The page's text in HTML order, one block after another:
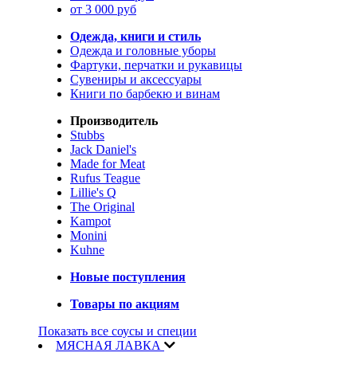
от 3 000 руб
Одежда, книги и стиль
Одежда и головные уборы
Фартуки, перчатки и рукавицы
Сувениры и аксессуары
Книги по барбекю и винам
Производитель
Stubbs
Jack Daniel's
Made for Meat
Rufus Teague
Lillie's Q
The Original
Kampot
Monini
Kuhne
Новые поступления
Товары по акциям
Показать все соусы и специи
МЯСНАЯ ЛАВКА